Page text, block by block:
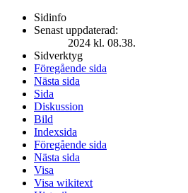
Sidinfo
Senast uppdaterad:
2024 kl. 08.38.
Sidverktyg
Föregående sida
Nästa sida
Sida
Diskussion
Bild
Indexsida
Föregående sida
Nästa sida
Visa
Visa wikitext